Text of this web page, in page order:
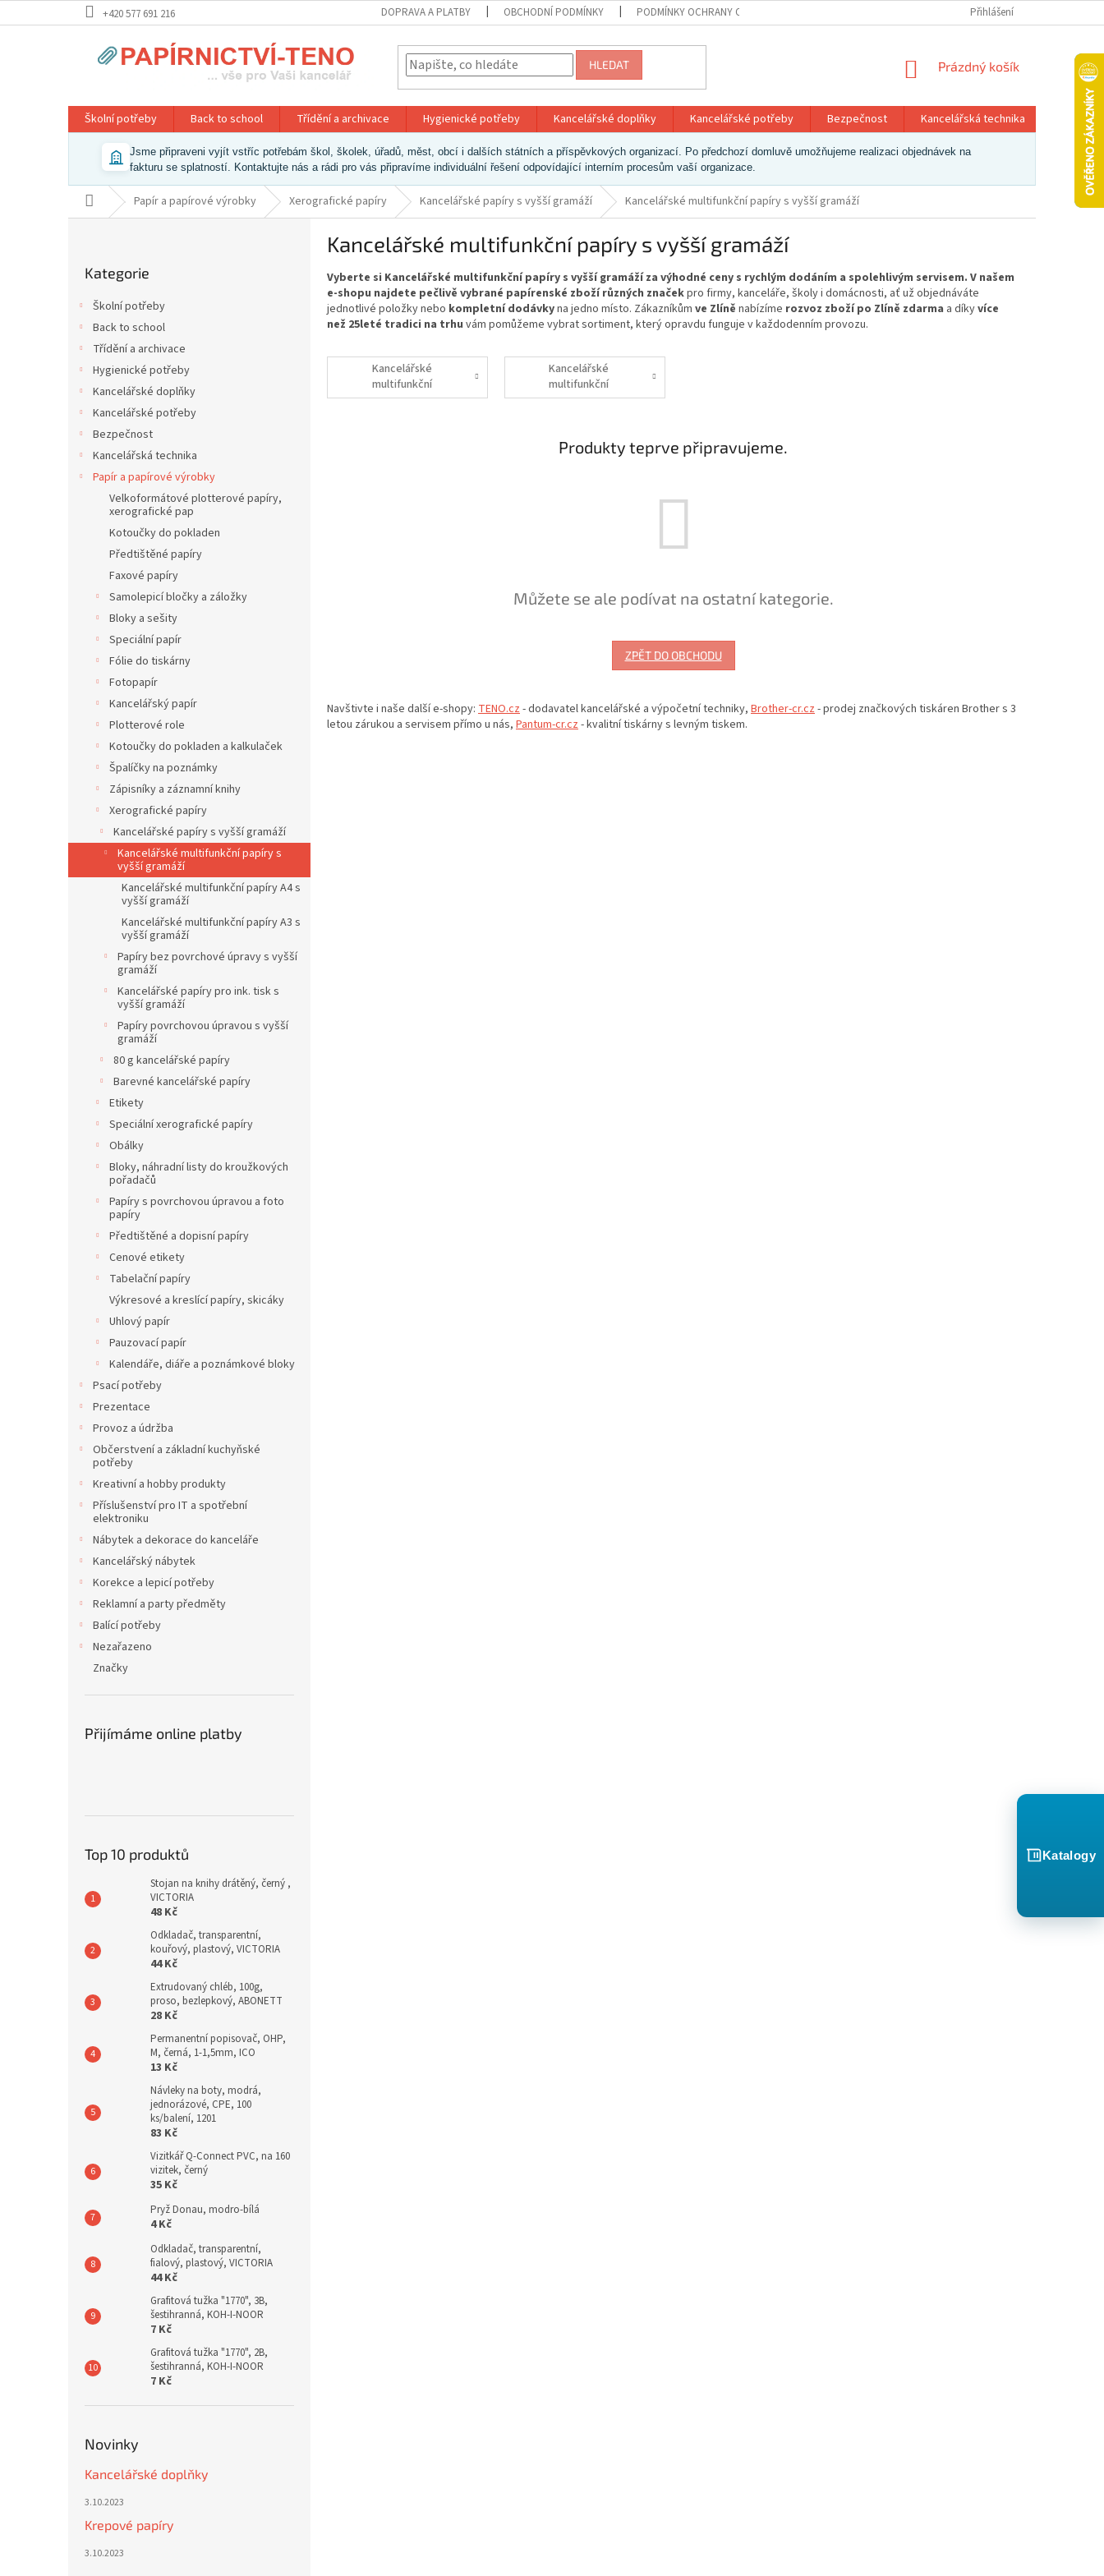
na
+420 577 691 216 DOPRAVA A PLATBY OBCHODNÍ PODMÍNKY PODMÍNKY OCHRANY OSOBNÍCH ÚDAJŮ Přihlášení
HLEDAT
NÁKUPNÍ
Prázdný košík
Školní potřeby Back to school Třídění a archivace Hygienické potřeby Kancelářské doplňky Kancelářské potřeby Bezpečnost Kancelářská technika Papír a
Jsme připraveni vyjít vstříc potřebám škol, školek, úřadů, měst, obcí i dalších státních a příspěvkových organizací. Po předchozí domluvě umožňujeme realizaci objednávek na
fakturu se splatností. Kontaktujte nás a rádi pro vás připravíme individuální řešení odpovídající interním procesům vaší organizace.
Domů Papír a papírové výrobky Xerografické papíry Kancelářské papíry s vyšší gramáží Kancelářské multifunkční papíry s vyšší gramáží
kategorie
Kategorie
Školní potřeby
Back to school
Třídění a archivace
Hygienické potřeby
Kancelářské doplňky
Kancelářské potřeby
Bezpečnost
Kancelářská technika
Papír a papírové výrobky
Velkoformátové plotterové papíry,
xerografické pap
Kotoučky do pokladen
Předtištěné papíry
Faxové papíry
Samolepicí bločky a záložky
Bloky a sešity
Speciální papír
Fólie do tiskárny
Fotopapír
Kancelářský papír
Plotterové role
Kotoučky do pokladen a kalkulaček
Špalíčky na poznámky
Zápisníky a záznamní knihy
Xerografické papíry
Kancelářské papíry s vyšší gramáží
Kancelářské multifunkční papíry s
vyšší gramáží
Kancelářské multifunkční papíry A4 s
vyšší gramáží
Kancelářské multifunkční papíry A3 s
vyšší gramáží
Papíry bez povrchové úpravy s vyšší
gramáží
Kancelářské papíry pro ink. tisk s
vyšší gramáží
Papíry povrchovou úpravou s vyšší
gramáží
80 g kancelářské papíry
Barevné kancelářské papíry
Etikety
Speciální xerografické papíry
Obálky
Bloky, náhradní listy do kroužkových
pořadačů
Papíry s povrchovou úpravou a foto
papíry
Předtištěné a dopisní papíry
Cenové etikety
Tabelační papíry
Výkresové a kreslící papíry, skicáky
Uhlový papír
Pauzovací papír
Kalendáře, diáře a poznámkové bloky
Psací potřeby
Prezentace
Provoz a údržba
Občerstvení a základní kuchyňské
potřeby
Kreativní a hobby produkty
Příslušenství pro IT a spotřební
elektroniku
Nábytek a dekorace do kanceláře
Kancelářský nábytek
Korekce a lepicí potřeby
Reklamní a party předměty
Balící potřeby
Nezařazeno
Značky
Přijímáme online platby
Top 10 produktů
Stojan na knihy drátěný, černý ,
VICTORIA
48 Kč
Odkladač, transparentní,
kouřový, plastový, VICTORIA
44 Kč
Extrudovaný chléb, 100g,
proso, bezlepkový, ABONETT
28 Kč
Permanentní popisovač, OHP,
M, černá, 1-1,5mm, ICO
13 Kč
Návleky na boty, modrá,
jednorázové, CPE, 100
ks/balení, 1201
83 Kč
Vizitkář Q-Connect PVC, na 160
vizitek, černý
35 Kč
Pryž Donau, modro-bílá
4 Kč
Odkladač, transparentní,
fialový, plastový, VICTORIA
44 Kč
Grafitová tužka "1770", 3B,
šestihranná, KOH-I-NOOR
7 Kč
Grafitová tužka "1770", 2B,
šestihranná, KOH-I-NOOR
7 Kč
Novinky
Kancelářské doplňky
3.10.2023
Krepové papíry
3.10.2023
Kancelářské multifunkční papíry s vyšší gramáží
Vyberte si Kancelářské multifunkční papíry s vyšší gramáží za výhodné ceny s rychlým dodáním a spolehlivým servisem. V našem
e-shopu najdete pečlivě vybrané papírenské zboží různých značekpro firmy, kanceláře, školy i domácnosti, ať už objednáváte
jednotlivé položky nebo kompletní dodávkyna jedno místo. Zákazníkům ve Zlíně nabízíme rozvoz zboží po Zlíně zdarma a díkyvíce
než 25leté tradici na trhu vám pomůžeme vybrat sortiment, který opravdu funguje v každodenním provozu.
Kancelářské
multifunkční
papíry A4 s vyšší
Kancelářské
multifunkční
papíry A3 s vyšší
Produkty teprve připravujeme.
Můžete se ale podívat na ostatní kategorie.
ZPĚT DO OBCHODU
Navštivte i naše další e-shopy: TENO.cz - dodavatel kancelářské a výpočetní techniky, Brother-cr.cz - prodej značkových tiskáren Brother s 3
letou zárukou a servisem přímo u nás, Pantum-cr.cz - kvalitní tiskárny s levným tiskem.
Katalogy